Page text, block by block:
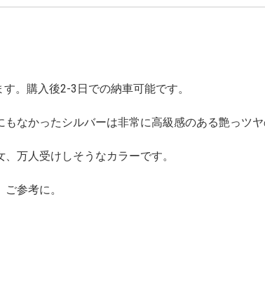
。購入後2-3日での納車可能です。
なかったシルバーは非常に高級感のある艶っツ
万人受けしそうなカラーです。
参考に。